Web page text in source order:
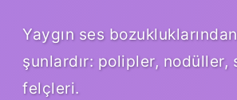
Yaygın ses
şunlardır: polipler, nodüller,
felçleri.